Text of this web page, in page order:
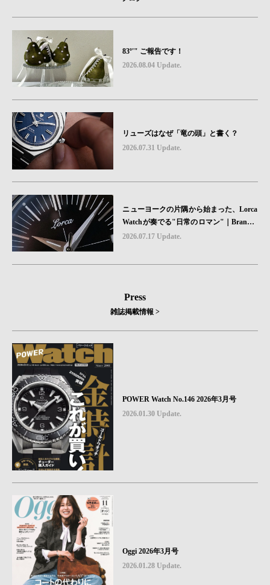
83º'" ご報告です！
2026.08.04 Update.
リューズはなぜ「竜の頭」と書く？
2026.07.31 Update.
ニューヨークの片隅から始まった、Lorca
Watchが奏でる"日常のロマン"｜Brand P
icks #08
2026.07.17 Update.
Press
雑誌掲載情報 >
POWER Watch No.146 2026年3月号
2026.01.30 Update.
Oggi 2026年3月号
2026.01.28 Update.